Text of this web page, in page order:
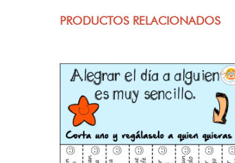
PRODUCTOS RELACIONADOS